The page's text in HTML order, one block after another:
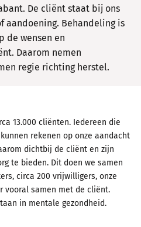
kwetsbaar is kun je
De cliënt staat bij ons
aandoening. Behandeling is
de wensen en
Daarom nemen
regie richting herstel.
13.000 cliënten. Iedereen die
rekenen op onze aandacht
dichtbij de cliënt en zijn
te bieden. Dit doen we samen
circa 200 vrijwilligers, onze
vooral samen met de cliënt.
in mentale gezondheid.​